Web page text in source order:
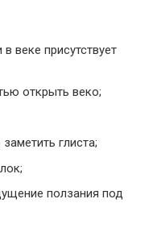
веке присутствует
открыть веко;
глиста;
ползания под